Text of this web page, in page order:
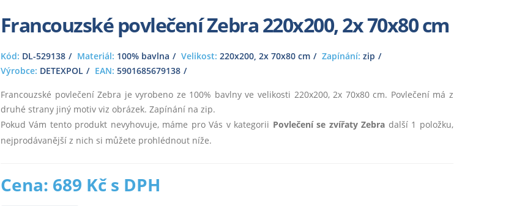
Francouzské povlečení Zebra 220x200, 2x 70x80 cm
Kód: DL-529138 Materiál: 100% bavlna Velikost: 220x200, 2x 70x80 cm Zapínání: zip
Výrobce: DETEXPOL EAN: 5901685679138
Francouzské povlečení Zebra je vyrobeno ze 100% bavlny ve velikosti 220x200, 2x 70x80 cm. Povlečení má z
druhé strany jiný motiv viz obrázek. Zapínání na zip.
Pokud Vám tento produkt nevyhovuje, máme pro Vás v kategorii Povlečení se zvířaty Zebra další 1 položku,
nejprodávanější z nich si můžete prohlédnout níže.
Cena: 689 Kč s DPH